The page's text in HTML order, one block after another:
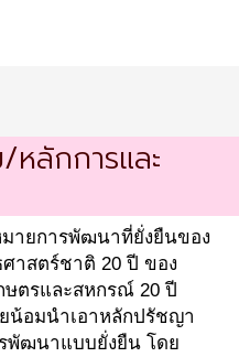
หลักการและ
มายการพัฒนาที่ยั่งยืนของ
าสตร์ชาติ 20 ปี ของ
ษตรและสหกรณ์ 20 ปี
ยน้อมนำเอาหลักปรัชญา
พัฒนาแบบยั่งยืน โดย